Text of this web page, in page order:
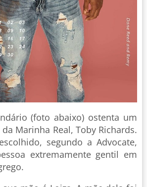
(foto abaixo) ostenta um
Marinha Real, Toby Richards.
segundo a Advocate,
extremamente gentil em